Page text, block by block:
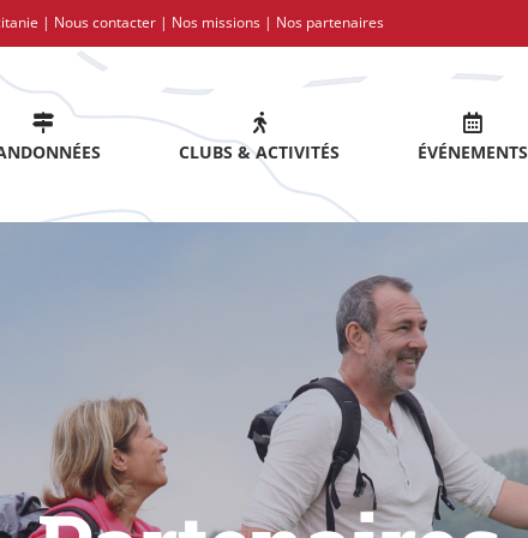
| Nous contacter | Nos missions | Nos partenaires
CLUBS & ACTIVITÉS ÉVÉNEMENTS